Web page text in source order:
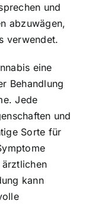
und
abzuwägen,
verwendet.
eine
Behandlung
Jede
und
Sorte für
ärztlichen
kann